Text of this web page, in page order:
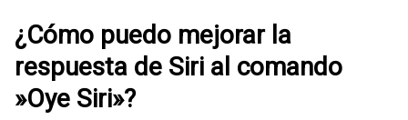
¿Cómo ‌puedo mejorar la
respuesta de Siri al comando
‍»Oye Siri»?